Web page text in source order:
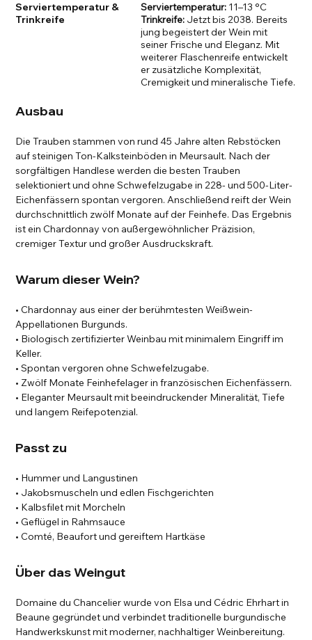
Serviertemperatur &
Trinkreife
Serviertemperatur:11–13 °C
Trinkreife:Jetzt bis 2038. Bereits
jung begeistert der Wein mit
seiner Frische und Eleganz. Mit
weiterer Flaschenreife entwickelt
er zusätzliche Komplexität,
Cremigkeit und mineralische Tiefe.
Ausbau
Die Trauben stammen von rund 45 Jahre alten Rebstöcken
auf steinigen Ton-Kalksteinböden in Meursault. Nach der
sorgfältigen Handlese werden die besten Trauben
selektioniert und ohne Schwefelzugabe in 228- und 500-Liter-
Eichenfässern spontan vergoren. Anschließend reift der Wein
durchschnittlich zwölf Monate auf der Feinhefe. Das Ergebnis
ist ein Chardonnay von außergewöhnlicher Präzision,
cremiger Textur und großer Ausdruckskraft.
Warum dieser Wein?
• Chardonnay aus einer der berühmtesten Weißwein-
Appellationen Burgunds.
• Biologisch zertifizierter Weinbau mit minimalem Eingriff im
Keller.
• Spontan vergoren ohne Schwefelzugabe.
• Zwölf Monate Feinhefelager in französischen Eichenfässern.
• Eleganter Meursault mit beeindruckender Mineralität, Tiefe
und langem Reifepotenzial.
Passt zu
• Hummer und Langustinen
• Jakobsmuscheln und edlen Fischgerichten
• Kalbsfilet mit Morcheln
• Geflügel in Rahmsauce
• Comté, Beaufort und gereiftem Hartkäse
Über das Weingut
Domaine du Chancelier wurde von Elsa und Cédric Ehrhart in
Beaune gegründet und verbindet traditionelle burgundische
Handwerkskunst mit moderner, nachhaltiger Weinbereitung.